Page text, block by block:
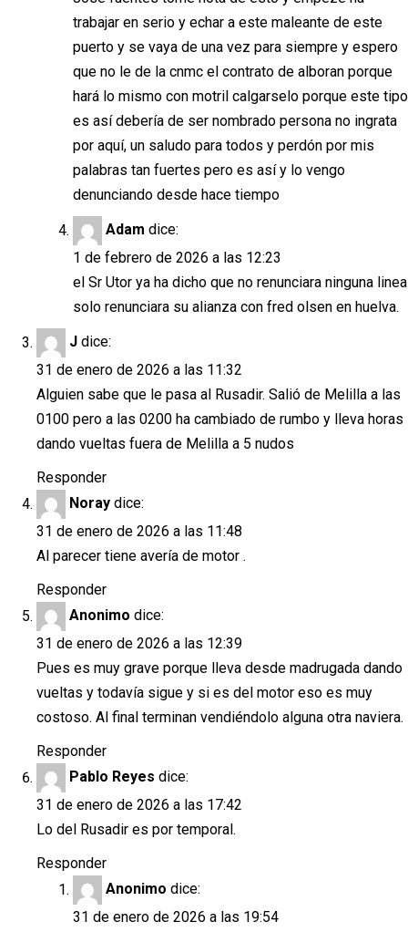
trabajar en serio y echar a este maleante de este
puerto y se vaya de una vez para siempre y espero
que no le de la cnmc el contrato de alboran porque
hará lo mismo con motril calgarselo porque este tipo
es así debería de ser nombrado persona no ingrata
por aquí, un saludo para todos y perdón por mis
palabras tan fuertes pero es así y lo vengo
denunciando desde hace tiempo
Adam dice:
1 de febrero de 2026 a las 12:23
el Sr Utor ya ha dicho que no renunciara ninguna linea
solo renunciara su alianza con fred olsen en huelva.
J dice:
31 de enero de 2026 a las 11:32
Alguien sabe que le pasa al Rusadir. Salió de Melilla a las
0100 pero a las 0200 ha cambiado de rumbo y lleva horas
dando vueltas fuera de Melilla a 5 nudos
Responder
Noray dice:
31 de enero de 2026 a las 11:48
Al parecer tiene avería de motor .
Responder
Anonimo dice:
31 de enero de 2026 a las 12:39
Pues es muy grave porque lleva desde madrugada dando
vueltas y todavía sigue y si es del motor eso es muy
costoso. Al final terminan vendiéndolo alguna otra naviera.
Responder
Pablo Reyes dice:
31 de enero de 2026 a las 17:42
Lo del Rusadir es por temporal.
Responder
Anonimo dice:
31 de enero de 2026 a las 19:54